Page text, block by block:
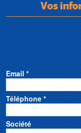
Vos
Email *
Téléphone *
Société